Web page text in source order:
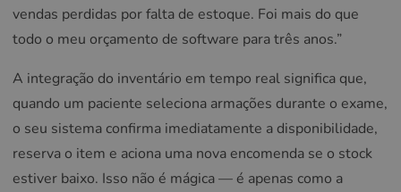
vendas perdidas por falta de estoque. Foi mais do que
todo o meu orçamento de software para três anos.”
A integração do inventário em tempo real significa que,
quando um paciente seleciona armações durante o exame,
o seu sistema confirma imediatamente a disponibilidade,
reserva o item e aciona uma nova encomenda se o stock
estiver baixo. Isso não é mágica — é apenas como a